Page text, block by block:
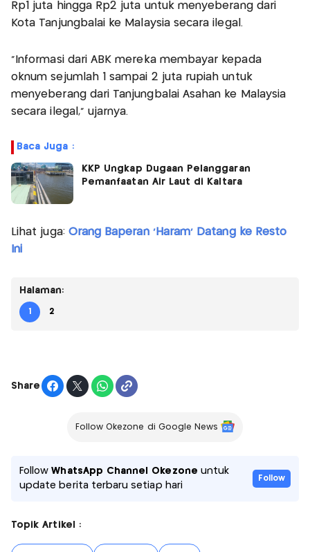
Rp1 juta hingga Rp2 juta untuk menyeberang dari
Kota Tanjungbalai ke Malaysia secara ilegal.
"Informasi dari ABK mereka membayar kepada
oknum sejumlah 1 sampai 2 juta rupiah untuk
menyeberang dari Tanjungbalai Asahan ke Malaysia
secara ilegal," ujarnya.
Baca Juga :
KKP Ungkap Dugaan Pelanggaran
Pemanfaatan Air Laut di Kaltara
Lihat juga: Orang Baperan 'Haram' Datang ke Resto
Ini
Halaman:
1 2
Share
Follow Okezone di Google News
FollowWhatsApp Channel Okezone untuk
update berita terbaru setiap hari
Follow
Topik Artikel :